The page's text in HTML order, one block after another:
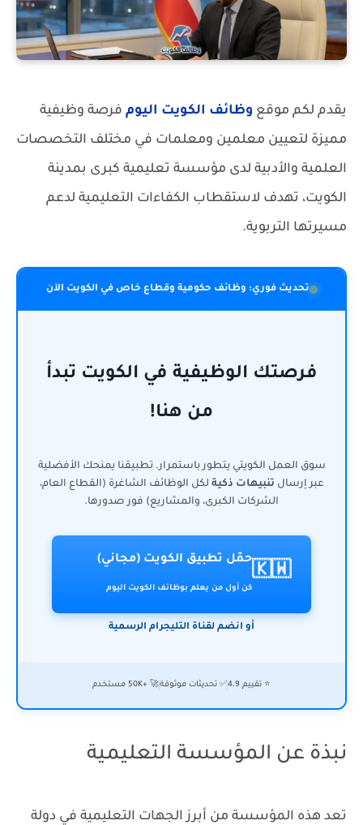
يقدم لكم موقع وظائف الكويت اليوم فرصة وظيفية
مميزة لتعيين معلمين ومعلمات في مختلف التخصصات
العلمية والأدبية لدى مؤسسة تعليمية كبرى بمدينة
الكويت، تهدف لاستقطاب الكفاءات التعليمية لدعم
مسيرتها التربوية.
تحديث فوري: وظائف حكومية وقطاع خاص في الكويت الآن
فرصتك الوظيفية في الكويت تبدأ
من هنا!
سوق العمل الكويتي يتطور باستمرار. تطبيقنا يمنحك الأفضلية
عبر إرسال تنبيهات ذكية لكل الوظائف الشاغرة (القطاع العام،
الشركات الكبرى، والمشاريع) فور صدورها.
🇰🇼
حمّل تطبيق الكويت (مجاني)
كن أول من يعلم بوظائف الكويت اليوم
أو انضم لقناة التليجرام الرسمية
⭐ تقييم 4.9 ✅ تحديثات موثوقة🚀 +50K مستخدم
نبذة عن المؤسسة التعليمية
تعد هذه المؤسسة من أبرز الجهات التعليمية في دولة